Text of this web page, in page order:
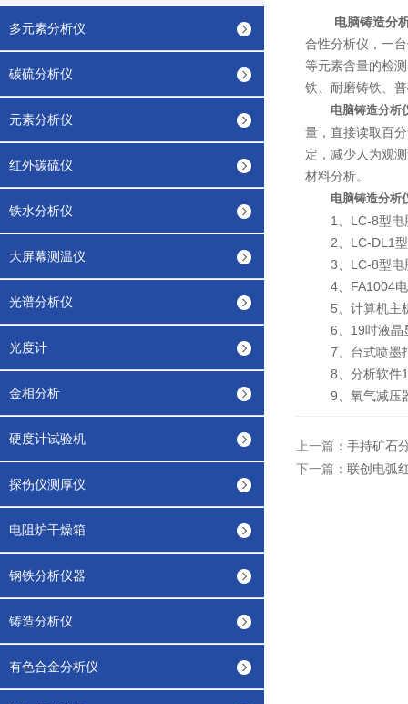
多元素分析仪
碳硫分析仪
元素分析仪
红外碳硫仪
铁水分析仪
大屏幕测温仪
光谱分析仪
光度计
金相分析
硬度计试验机
探伤仪测厚仪
电阻炉干燥箱
钢铁分析仪器
铸造分析仪
有色合金分析仪
电脑铸造分
合性分析仪，一
等元素含量的检
铁、耐磨铸铁、
电脑铸造分析
量，直接读取百
定，减少人为观
材料分析。
电脑铸造分析
1、LC-8型电
2、LC-DL1型
3、LC-8型电
4、FA1004电
5、计算机主
6、19吋液晶
7、台式喷墨
8、分析软件
9、氧气减压器
上一篇： 手持矿石
下一篇： 联创电弧